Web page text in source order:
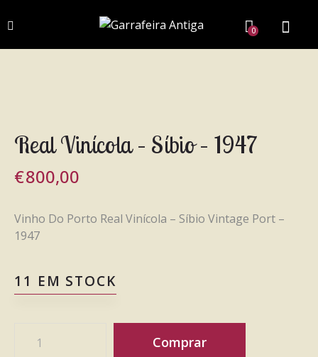
0
Real Vinícola – Síbio – 1947
€800,00
Vinho Do Porto Real Vinícola – Síbio Vintage Port –
1947
11 EM STOCK
Comprar